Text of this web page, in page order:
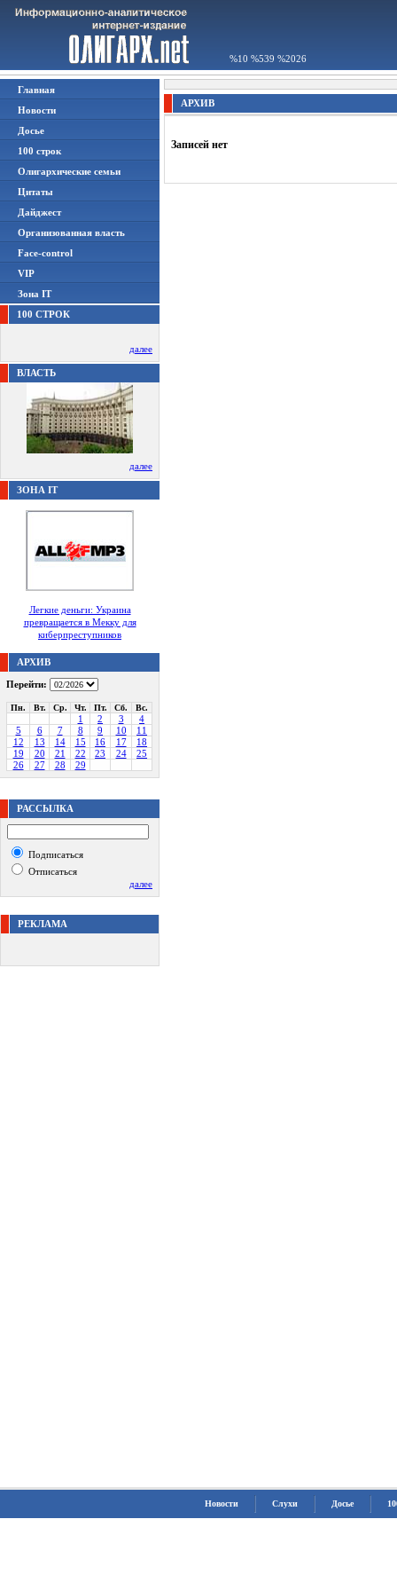
%10 %539 %2026
Главная
Новости
Досье
100 строк
Олигархические семьи
Цитаты
Дайджест
Организованная власть
Face-control
VIP
Зона IT
100 СТРОК
далее
ВЛАСТЬ
далее
ЗОНА IT
Легкие деньги: Украина
превращается в Мекку для
киберпреступников
АРХИВ
Перейти:
Пн. Вт. Ср. Чт. Пт. Сб. Вс.
1 2 3
4
5
6 7 8 9 10
11
12
13 14 15 16 17
18
19
20 21 22 23 24
25
26
27 28 29
РАССЫЛКА
Подписаться
Отписаться
далее
РЕКЛАМА
АРХИВ
Записей нет
Новости Слухи Досье